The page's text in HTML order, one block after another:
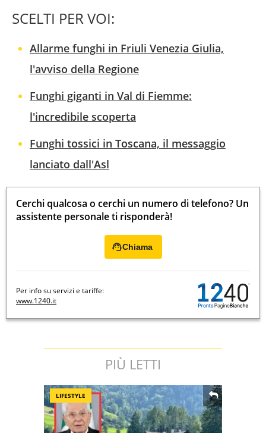
SCELTI PER VOI:
Allarme funghi in Friuli Venezia Giulia,
l'avviso della Regione
Funghi giganti in Val di Fiemme:
l'incredibile scoperta
Funghi tossici in Toscana, il messaggio
lanciato dall'Asl
Cerchi qualcosa o cerchi un numero di telefono? Un
assistente personale ti risponderà!
Chiama
Per info su servizi e tariffe:
www.1240.it
PIÙ LETTI
LIFESTYLE